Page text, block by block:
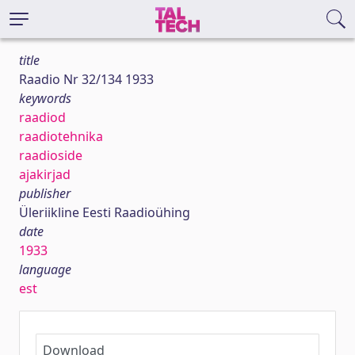
title
Raadio Nr 32/134 1933
keywords
raadiod
raadiotehnika
raadioside
ajakirjad
publisher
Üleriikline Eesti Raadioühing
date
1933
language
est
Download